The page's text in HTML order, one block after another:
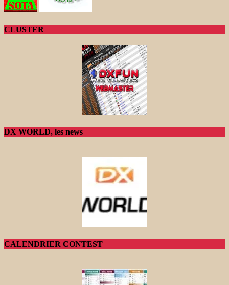
CLUSTER
DX WORLD, les news
CALENDRIER CONTEST